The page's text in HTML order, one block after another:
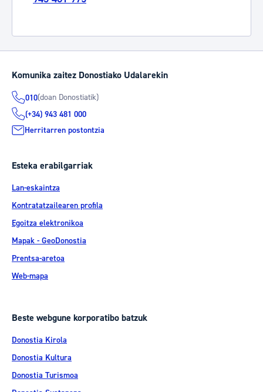
Komunika zaitez Donostiako Udalarekin
010(doan Donostiatik)
(+34) 943 481 000
Herritarren postontzia
Esteka erabilgarriak
Lan-eskaintza
Kontratatzailearen profila
Egoitza elektronikoa
Mapak - GeoDonostia
Prentsa-aretoa
Web-mapa
Beste webgune korporatibo batzuk
Donostia Kirola
Donostia Kultura
Donostia Turismoa